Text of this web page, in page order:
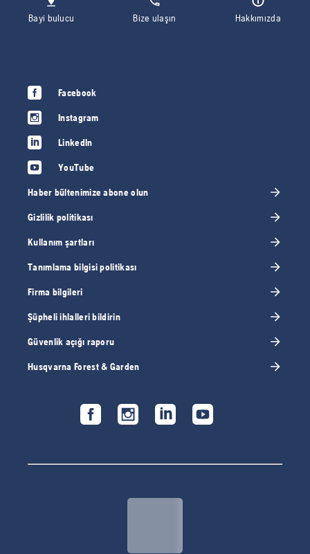
Bayi bulucu Bize ulaşın Hakkımızda
Facebook
Instagram
LinkedIn
YouTube
Haber bültenimize abone olun
Gizlilik politikası
Kullanım şartları
Tanımlama bilgisi politikası
Firma bilgileri
Şüpheli ihlalleri bildirin
Güvenlik açığı raporu
Husqvarna Forest & Garden